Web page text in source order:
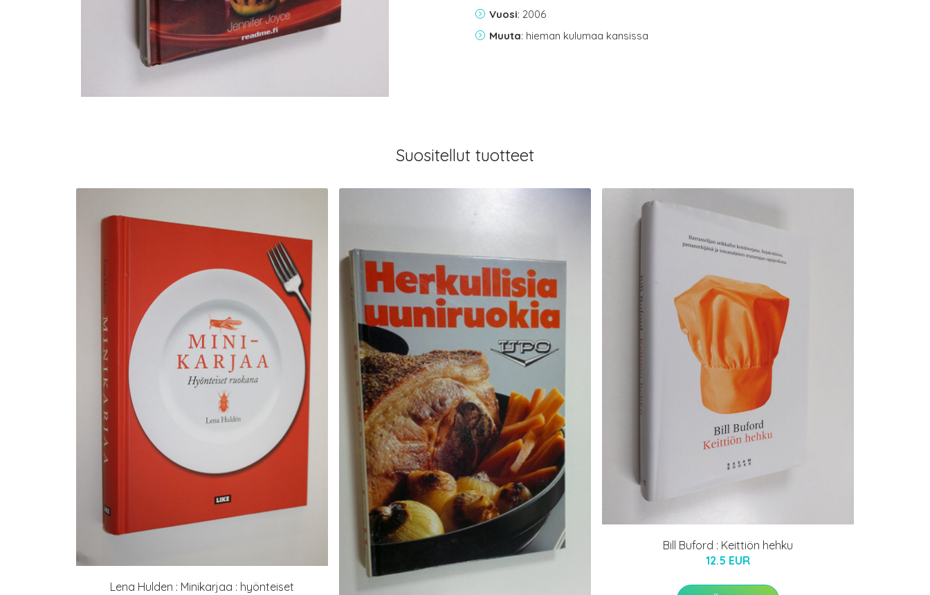
Vuosi: 2006
Muuta: hieman kulumaa kansissa
Suositellut tuotteet
Lena Hulden : Minikarjaa : hyönteiset
Bill Buford : Keittiön hehku
12.5 EUR